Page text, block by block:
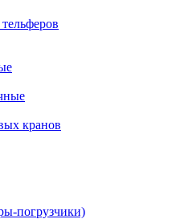
кранов
погрузчики)